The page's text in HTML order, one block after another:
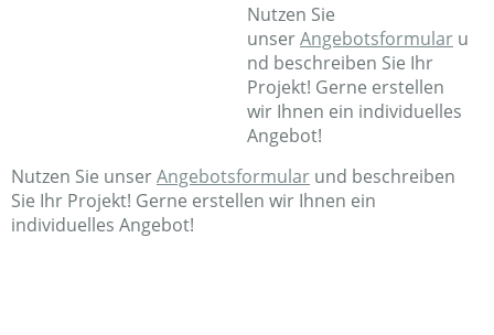
Nutzen Sie
unserAngebotsformular u
nd beschreiben Sie Ihr
Projekt! Gerne erstellen
wir Ihnen ein individuelles
Angebot!
Nutzen Sie unserAngebotsformular und beschreiben
Sie Ihr Projekt! Gerne erstellen wir Ihnen ein
individuelles Angebot!